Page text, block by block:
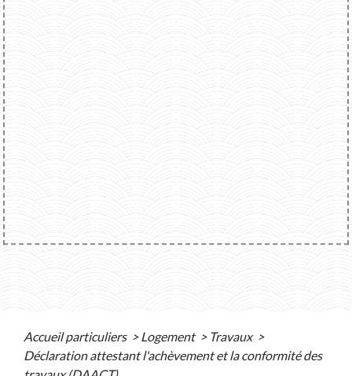
Accueil particuliers > Logement > Travaux >
Déclaration attestant l'achèvement et la conformité des